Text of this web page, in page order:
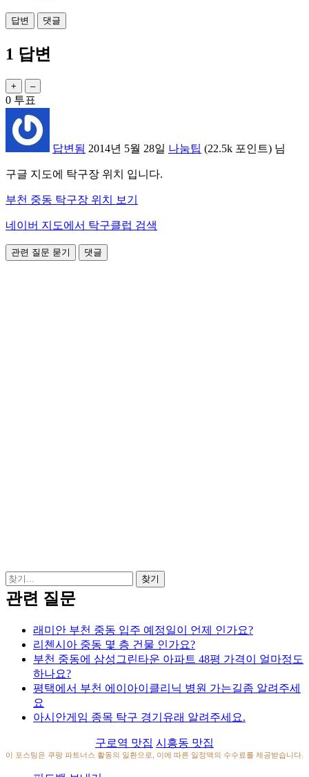
1 답변
0 투표
답변됨 2014년 5월 28일 나눔팁 (22.5k 포인트) 님
구글 지도에 탁구장 위치 입니다.
부천 중동 탁구장 위치 보기
네이버 지도에서 탁구클럽 검색
관련 질문
래미안 부천 중동 입주 예정일이 언제 인가요?
리첸시아 중동 몇 층 건물 인가요?
부천 중동에 삼성그린타운 아파트 48평 가격이 얼마정도
하나요?
평택에서 부천 에이아이클리닉 병원 가는길좀 알려주세
요
아시안게임 종목 탁구 경기유래 알려주세요.
구로역 맛집 시흥동 맛집
이 포스팅은 쿠팡 파트너스 활동의 일환으로, 이에 따른 일정액의 수수료를 제공받습니다.